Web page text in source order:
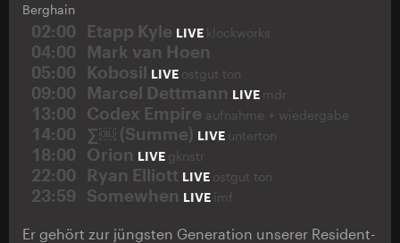
Berghain
02:00 Etapp Kyle LIVE klockworks
04:00
Mark van Hoen
05:00
Kobosil LIVE ostgut ton
09:00 Marcel Dettmann LIVE mdr
13:00 Codex Empire aufnahme + wiedergabe
14:00 ∑￼ (Summe) LIVE unterton
18:00 Orion LIVE gknstr
22:00 Ryan Elliott LIVE ostgut ton
23:59 Somewhen LIVE imf
Er gehört zur jüngsten Generation unserer Resident-